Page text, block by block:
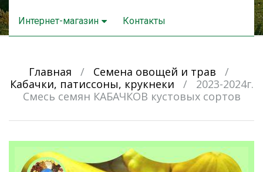
Интернет-магазин Контакты
Главная / Семена овощей и трав
/
Кабачки, патиссоны, крукнеки
/
2023-2024г.
Смесь семян КАБАЧКОВ кустовых сортов